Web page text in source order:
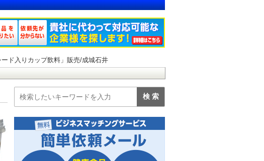
ド入りカップ飲料」販売/成城石井